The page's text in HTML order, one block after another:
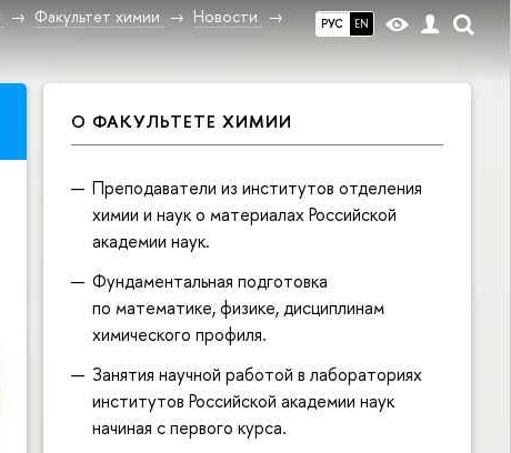
РУС EN
Факультет химии
Новости
О ФАКУЛЬТЕТЕ ХИМИИ
Преподаватели из институтов отделения
химии и наук о материалах Российской
академии наук.
Фундаментальная подготовка
по математике, физике, дисциплинам
химического профиля.
Занятия научной работой в лабораториях
институтов Российской академии наук
начиная с первого курса.